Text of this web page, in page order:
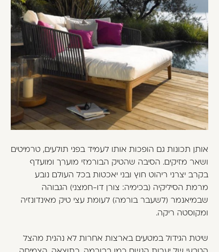
אותן תכונות גם הופכות אותו לעמיד בפני תולעים, טרמיטים
ושאר מזיקים. הסיבה שהטיק הבורמזי מוערך ומועדף
בקרב יצרני ריהוט חוץ ובני יאכטות בכל העולם נובע
מרמת הסיליקיה (בכימיה: צורן דו-חמצני) הגבוהה
שבמיאנמר (לשעבר בורמה) לעומת עצי טיק מאינדונזיה
ומקוסטה ריקה.
שיטת הגידול במטעים בארצות אחרות לא נהנית מהצל